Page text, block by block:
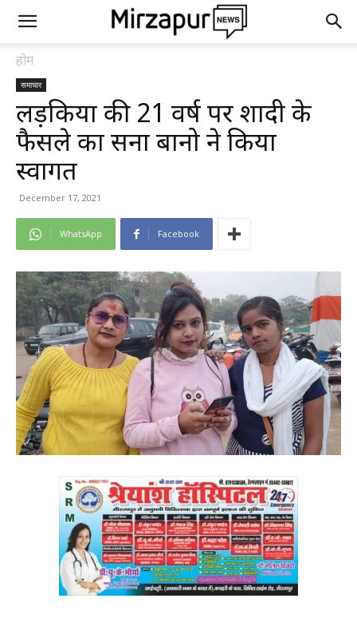
होम
समाचार
लड़कियों की 21 वर्ष पर शादी के
फैसले का सना बानो ने किया
स्वागत
December 17, 2021
WhatsApp Facebook